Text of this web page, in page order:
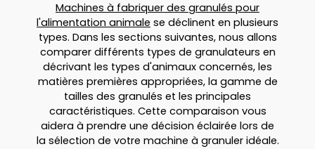
Machines à fabriquer des granulés pour
l'alimentation animale se déclinent en plusieurs
types. Dans les sections suivantes, nous allons
comparer différents types de granulateurs en
décrivant les types d'animaux concernés, les
matières premières appropriées, la gamme de
tailles des granulés et les principales
caractéristiques. Cette comparaison vous
aidera à prendre une décision éclairée lors de
la sélection de votre machine à granuler idéale.